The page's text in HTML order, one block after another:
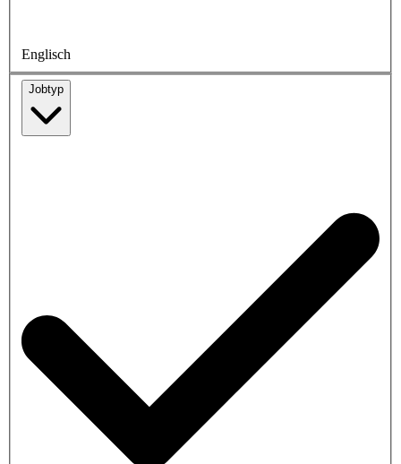
Englisch
Jobtyp